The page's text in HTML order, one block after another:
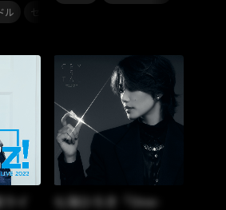
ル セトリプレイリスト ,
イ 七海ひろき「One-